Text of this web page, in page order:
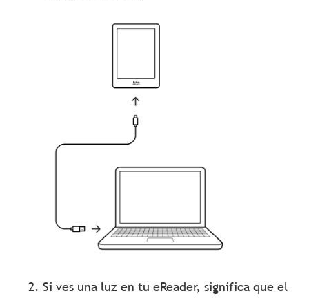
Si ves una luz en tu eReader, significa que el